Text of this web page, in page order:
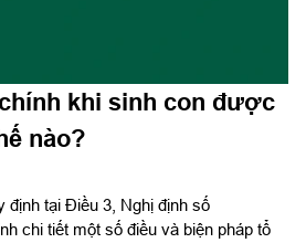
khi sinh con được
nào?
chi tiết một số điều và biện pháp tổ